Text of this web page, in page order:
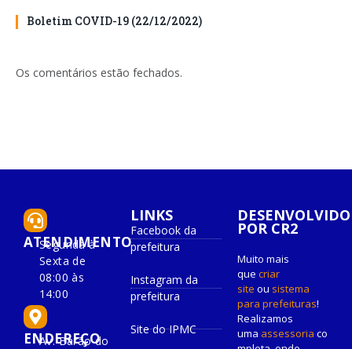
Boletim COVID-19 (22/12/2022)
Os comentários estão fechados.
ATENDIMENTO
Segunda à
Sexta de
08:00 às
14:00
ENDEREÇO
Av. Barão do
LINKS
Facebook da
prefeitura
Instagram da
prefeitura
Site do IPMC
DESENVOLVIDO
POR CR2
Muito mais
que criar
site ou sistema
para prefeituras!
Realizamos
uma assessoria co